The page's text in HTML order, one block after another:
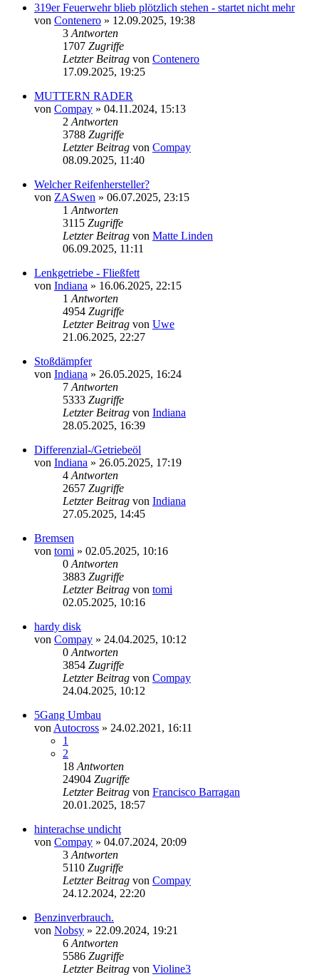
319er Feuerwehr blieb plötzlich stehen - startet nicht mehr
von Contenero » 12.09.2025, 19:38
3 Antworten
1707 Zugriffe
Letzter Beitrag von Contenero
17.09.2025, 19:25
MUTTERN RADER
von Compay » 04.11.2024, 15:13
2 Antworten
3788 Zugriffe
Letzter Beitrag von Compay
08.09.2025, 11:40
Welcher Reifenhersteller?
von ZASwen » 06.07.2025, 23:15
1 Antworten
3115 Zugriffe
Letzter Beitrag von Matte Linden
06.09.2025, 11:11
Lenkgetriebe - Fließfett
von Indiana » 16.06.2025, 22:15
1 Antworten
4954 Zugriffe
Letzter Beitrag von Uwe
21.06.2025, 22:27
Stoßdämpfer
von Indiana » 26.05.2025, 16:24
7 Antworten
5333 Zugriffe
Letzter Beitrag von Indiana
28.05.2025, 16:39
Differenzial-/Getriebeöl
von Indiana » 26.05.2025, 17:19
4 Antworten
2657 Zugriffe
Letzter Beitrag von Indiana
27.05.2025, 14:45
Bremsen
von tomi » 02.05.2025, 10:16
0 Antworten
3883 Zugriffe
Letzter Beitrag von tomi
02.05.2025, 10:16
hardy disk
von Compay » 24.04.2025, 10:12
0 Antworten
3854 Zugriffe
Letzter Beitrag von Compay
24.04.2025, 10:12
5Gang Umbau
von Autocross » 24.02.2021, 16:11
1
2
18 Antworten
24904 Zugriffe
Letzter Beitrag von Francisco Barragan
20.01.2025, 18:57
hinterachse undicht
von Compay » 04.07.2024, 20:09
3 Antworten
5110 Zugriffe
Letzter Beitrag von Compay
24.12.2024, 22:20
Benzinverbrauch.
von Nobsy » 22.09.2024, 19:21
6 Antworten
5586 Zugriffe
Letzter Beitrag von Violine3